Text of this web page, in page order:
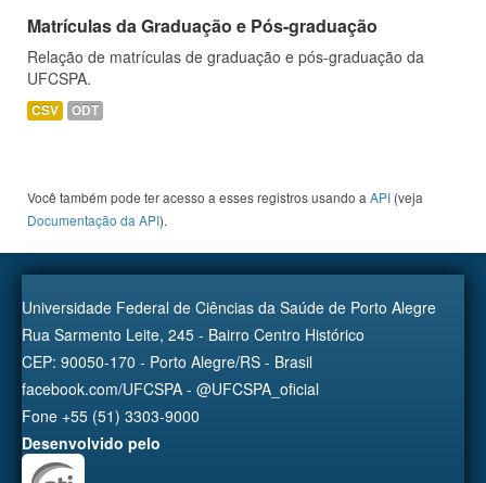
Matrículas da Graduação e Pós-graduação
Relação de matrículas de graduação e pós-graduação da
UFCSPA.
CSV ODT
Você também pode ter acesso a esses registros usando a API (veja
Documentação da API).
Universidade Federal de Ciências da Saúde de Porto Alegre
Rua Sarmento Leite, 245 - Bairro Centro Histórico
CEP: 90050-170 - Porto Alegre/RS - Brasil
facebook.com/UFCSPA - @UFCSPA_oficial
Fone +55 (51) 3303-9000
Desenvolvido pelo